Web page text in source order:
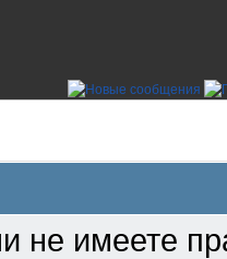
не имеете